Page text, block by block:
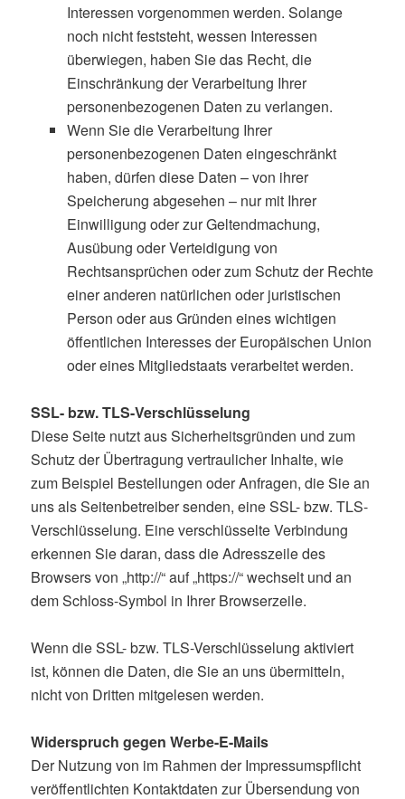
Interessen vorgenommen werden. Solange
noch nicht feststeht, wessen Interessen
überwiegen, haben Sie das Recht, die
Einschränkung der Verarbeitung Ihrer
personenbezogenen Daten zu verlangen.
Wenn Sie die Verarbeitung Ihrer
personenbezogenen Daten eingeschränkt
haben, dürfen diese Daten – von ihrer
Speicherung abgesehen – nur mit Ihrer
Einwilligung oder zur Geltendmachung,
Ausübung oder Verteidigung von
Rechtsansprüchen oder zum Schutz der Rechte
einer anderen natürlichen oder juristischen
Person oder aus Gründen eines wichtigen
öffentlichen Interesses der Europäischen Union
oder eines Mitgliedstaats verarbeitet werden.
SSL- bzw. TLS-Verschlüsselung
Diese Seite nutzt aus Sicherheitsgründen und zum
Schutz der Übertragung vertraulicher Inhalte, wie
zum Beispiel Bestellungen oder Anfragen, die Sie an
uns als Seitenbetreiber senden, eine SSL- bzw. TLS-
Verschlüsselung. Eine verschlüsselte Verbindung
erkennen Sie daran, dass die Adresszeile des
Browsers von „http://“ auf „https://“ wechselt und an
dem Schloss-Symbol in Ihrer Browserzeile.
Wenn die SSL- bzw. TLS-Verschlüsselung aktiviert
ist, können die Daten, die Sie an uns übermitteln,
nicht von Dritten mitgelesen werden.
Widerspruch gegen Werbe-E-Mails
Der Nutzung von im Rahmen der Impressumspflicht
veröffentlichten Kontaktdaten zur Übersendung von